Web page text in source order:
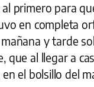
primero para
en completa
y tarde
que al llegar a
el bolsillo del